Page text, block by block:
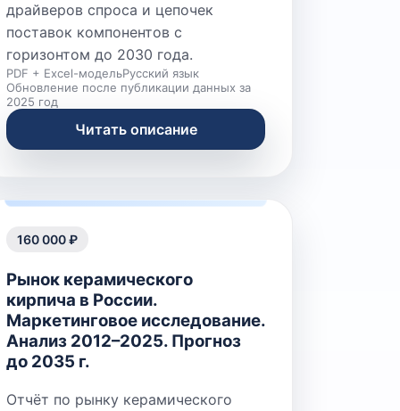
драйверов спроса и цепочек
поставок компонентов с
горизонтом до 2030 года.
PDF + Excel-модельРусский язык
Обновление после публикации данных за
2025 год
Читать описание
160 000 ₽
Рынок керамического
кирпича в России.
Маркетинговое исследование.
Анализ 2012–2025. Прогноз
до 2035 г.
Отчёт по рынку керамического